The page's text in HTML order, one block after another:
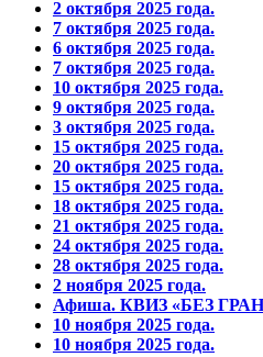
2 октября 2025 года.
7 октября 2025 года.
6 октября 2025 года.
7 октября 2025 года.
10 октября 2025 года.
9 октября 2025 года.
3 октября 2025 года.
15 октября 2025 года.
20 октября 2025 года.
15 октября 2025 года.
18 октября 2025 года.
21 октября 2025 года.
24 октября 2025 года.
28 октября 2025 года.
2 ноября 2025 года.
Афиша. КВИЗ «БЕЗ
10 ноября 2025 года.
10 ноября 2025 года.